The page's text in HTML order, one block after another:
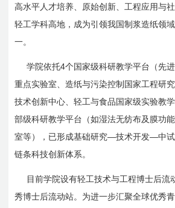
高水平人才培养、原始创新、工程应用与
轻工学科高地，成为引领我国制浆造纸领
一。
学院依托4个国家级科研教学平台（先
重点实验室、造纸与污染控制国家工程研
技术创新中心、轻工与食品国家级实验教
部级科研教学平台（如湿法无纺布及膜功
室等），已形成基础研究—技术开发—中
链条科技创新体系。
目前学院设有轻工技术与工程博士后流
秀博士后流动站。为进一步汇聚全球优秀